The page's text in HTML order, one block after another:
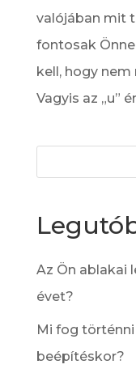
valójában mit
fontosak
kell, hogy nem
Vagyis az „u”
Az Ön ablakai
évet?
Mi fog
beépítéskor?